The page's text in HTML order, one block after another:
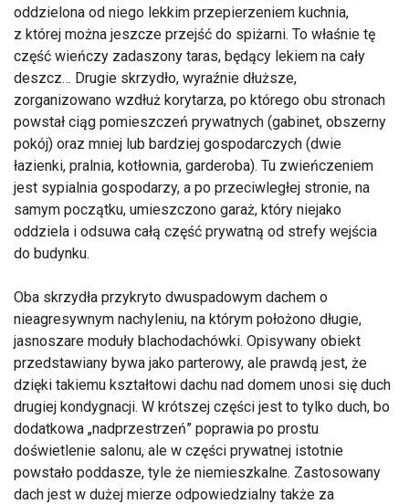
oddzielona od niego lekkim przepierzeniem kuchnia,
z której można jeszcze przejść do spiżarni. To właśnie tę
część wieńczy zadaszony taras, będący lekiem na cały
deszcz… Drugie skrzydło, wyraźnie dłuższe,
zorganizowano wzdłuż korytarza, po którego obu stronach
powstał ciąg pomieszczeń prywatnych (gabinet, obszerny
pokój) oraz mniej lub bardziej gospodarczych (dwie
łazienki, pralnia, kotłownia, garderoba). Tu zwieńczeniem
jest sypialnia gospodarzy, a po przeciwległej stronie, na
samym początku, umieszczono garaż, który niejako
oddziela i odsuwa całą część prywatną od strefy wejścia
do budynku.
Oba skrzydła przykryto dwuspadowym dachem o
nieagresywnym nachyleniu, na którym położono długie,
jasnoszare moduły blachodachówki. Opisywany obiekt
przedstawiany bywa jako parterowy, ale prawdą jest, że
dzięki takiemu kształtowi dachu nad domem unosi się duch
drugiej kondygnacji. W krótszej części jest to tylko duch, bo
dodatkowa „nadprzestrzeń” poprawia po prostu
doświetlenie salonu, ale w części prywatnej istotnie
powstało poddasze, tyle że niemieszkalne. Zastosowany
dach jest w dużej mierze odpowiedzialny także za